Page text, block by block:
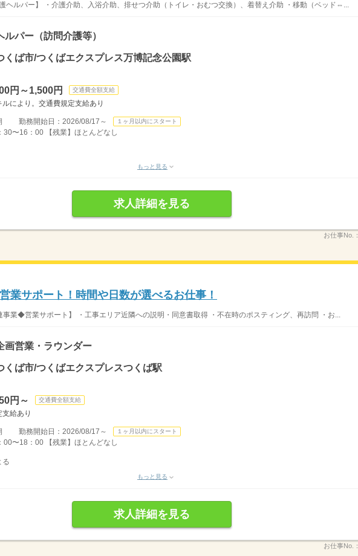
護ヘルパー】 ・介護介助、入浴介助、排せつ介助（トイレ・おむつ交換）、着替え介助 ・移動（ベッド⇔...
ルパー（訪問介護等）
くば市/つくばエクスプレス万博記念公園駅
円～1,500円 交通費全額支給
により。交通費規定支給あり
勤務開始日：2026/08/17～ １ヶ月以内にスタート
30〜16：00 【残業】ほとんどなし
もっと見る
求人詳細を見る
お仕事No.：
営業サポート！時間や日数が選べるお仕事！
事業◆営業サポート】 ・工事エリア近隣への説明・同意書取得 ・不在時のポスティング、再訪問 ・お...
画営業・ラウンダー
くば市/つくばエクスプレスつくば駅
円～ 交通費全額支給
給あり
勤務開始日：2026/08/17～ １ヶ月以内にスタート
00〜18：00 【残業】ほとんどなし
る
もっと見る
求人詳細を見る
お仕事No.：